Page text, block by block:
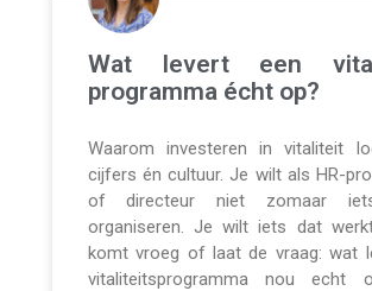
Wat levert een
programma écht op?
Waarom investeren in vitaliteit
cijfers én cultuur. Je wilt als HR-
of directeur niet zomaar iets
organiseren. Je wilt iets dat
komt vroeg of laat de vraag: wat
vitaliteitsprogramma nou echt